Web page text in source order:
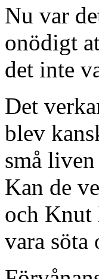
Nu var
onödigt
det inte
Det
blev
små
Kan de
och Knut
vara söta